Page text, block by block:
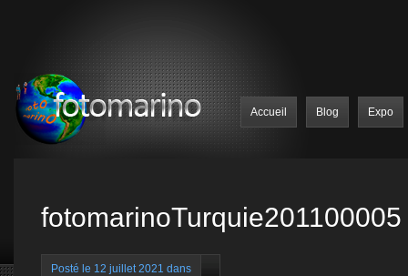
Accueil Blog Expo
fotomarinoTurquie201100005
Posté le 12 juillet 2021 dans